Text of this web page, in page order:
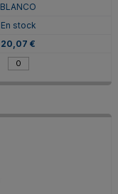
BLANCO
En stock
20,07 €